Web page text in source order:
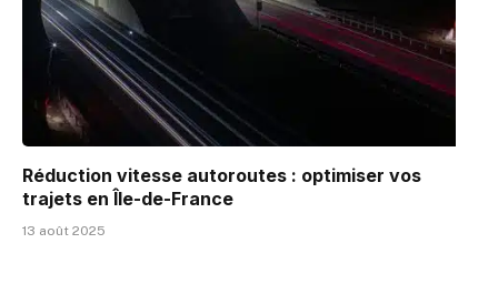
Réduction vitesse autoroutes : optimiser vos
trajets en Île-de-France
13 août 2025